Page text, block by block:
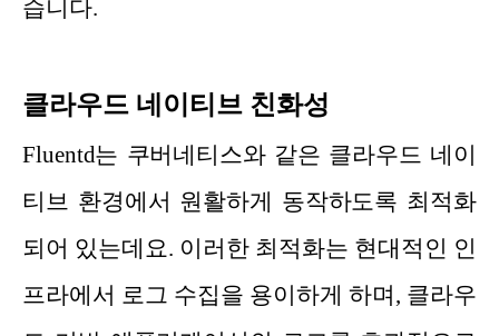
습니다.
클라우드 네이티브 친화성
Fluentd는 쿠버네티스와 같은 클라우드 네이
티브 환경에서 원활하게 동작하도록 최적화
되어 있는데요. 이러한 최적화는 현대적인 인
프라에서 로그 수집을 용이하게 하며, 클라우